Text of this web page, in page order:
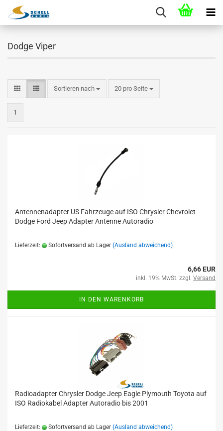
Dodge Viper
Sortieren nach 20 pro Seite
1
Antennenadapter US Fahrzeuge auf ISO Chrysler Chevrolet
Dodge Ford Jeep Adapter Antenne Autoradio
Lieferzeit: Sofortversand ab Lager (Ausland abweichend)
6,66 EUR
inkl. 19% MwSt. zzgl. Versand
IN DEN WARENKORB
Radioadapter Chrysler Dodge Jeep Eagle Plymouth Toyota auf
ISO Radiokabel Adapter Autoradio bis 2001
Lieferzeit: Sofortversand ab Lager (Ausland abweichend)